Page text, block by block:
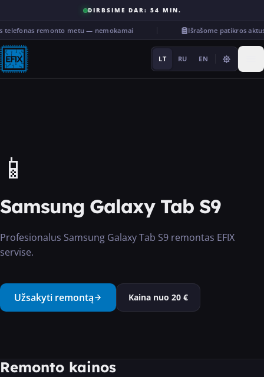
DIRBSIME DAR: 54 MIN.
telefonas remonto metu — nemokamai Išrašome patikros
LT RU EN
Paslaugos
Kita
···
📱
Samsung Galaxy Tab S9
Profesionalus Samsung Galaxy Tab S9 remontas EFIX
servise.
Užsakyti remontą Kaina nuo 20 €
Remonto kainos